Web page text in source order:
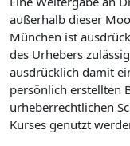
außerhalb dieser
München ist
des Urhebers
ausdrücklich damit
persönlich erstellten
urheberrechtlichen
Kurses genutzt